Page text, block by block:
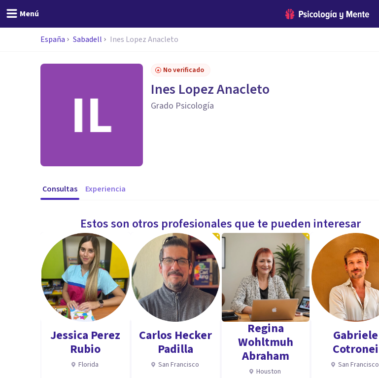
Menú
España Sabadell Ines Lopez Anacleto
No verificado
Ines Lopez Anacleto
Grado Psicología
Consultas Experiencia
Estos son otros profesionales que te pueden interesar
Jessica Perez
Rubio
Florida
Carlos Hecker
Padilla
San Francisco
Regina
Wohltmuh
Abraham
Houston
Gabriele
Cotronei
San Francisco